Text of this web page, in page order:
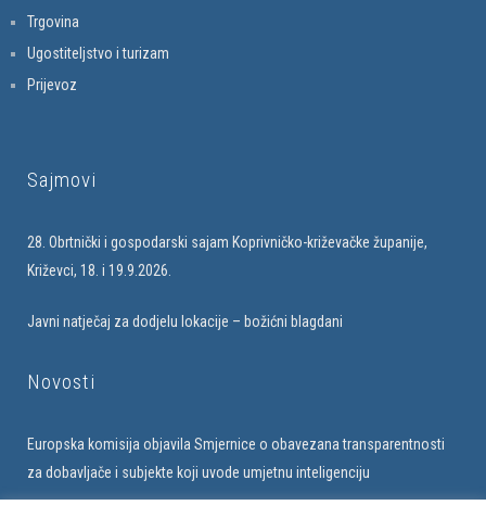
Trgovina
Ugostiteljstvo i turizam
Prijevoz
Sajmovi
28. Obrtnički i gospodarski sajam Koprivničko-križevačke županije,
Križevci, 18. i 19.9.2026.
Javni natječaj za dodjelu lokacije – božićni blagdani
Novosti
Europska komisija objavila Smjernice o obavezana transparentnosti
za dobavljače i subjekte koji uvode umjetnu inteligenciju